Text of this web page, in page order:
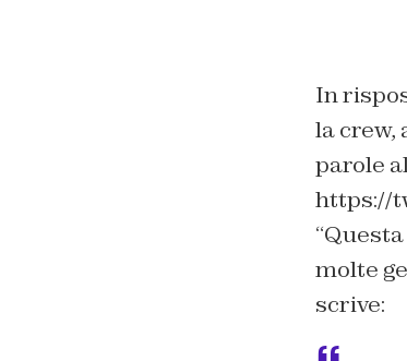
In
la crew,
parole
https://
“
molte
scrive: